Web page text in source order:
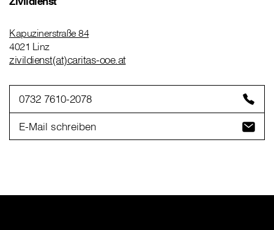
Kapuzinerstraße 84
4021 Linz
zivildienst(at)caritas-ooe.at
0732 7610-2078
E-Mail schreiben